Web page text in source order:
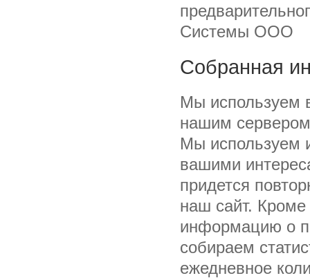
Системы ООО
Собранная
Мы используем
нашим
Мы используем
вашими
придется
наш сайт. Кроме
информацию о
собираем
ежедневное